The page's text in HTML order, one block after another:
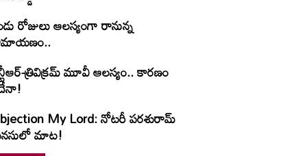
రోజులు ఆలస్యంగా రానున్న
త్రివిక్రమ్ మూవీ ఆలస్యం.. కారణం
My Lord: నోటరీ పరశురామ్‌
మాట!